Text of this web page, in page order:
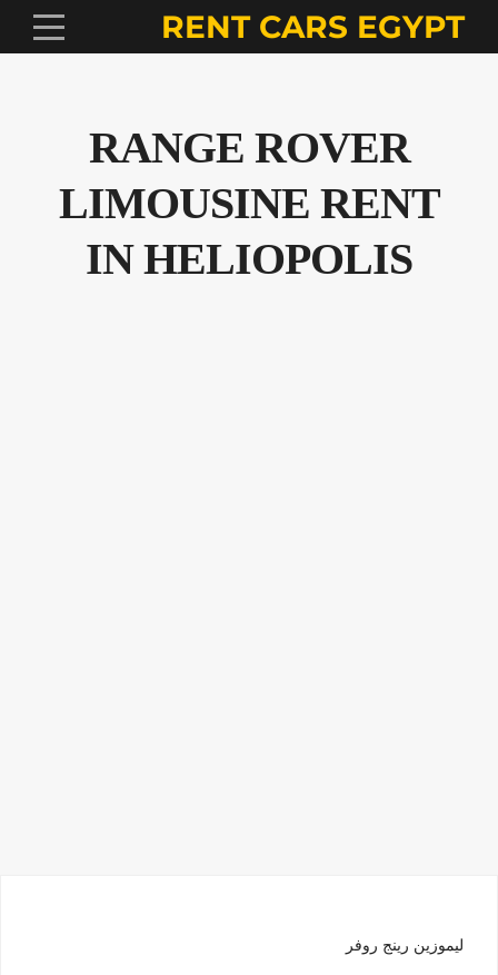
RENT CARS EGYPT
RANGE ROVER
LIMOUSINE RENT
IN HELIOPOLIS
ليموزين رينج روفر